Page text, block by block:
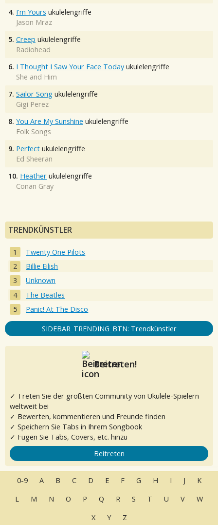
4. I'm Yours ukulelengriffe
Jason Mraz
5. Creep ukulelengriffe
Radiohead
6. I Thought I Saw Your Face Today ukulelengriffe
She and Him
7. Sailor Song ukulelengriffe
Gigi Perez
8. You Are My Sunshine ukulelengriffe
Folk Songs
9. Perfect ukulelengriffe
Ed Sheeran
10. Heather ukulelengriffe
Conan Gray
TRENDKÜNSTLER
Twenty One Pilots
Billie Eilish
Unknown
The Beatles
Panic! At The Disco
SIDEBAR_TRENDING_BTN: Trendkünstler
Beitreten!
✓ Treten Sie der größten Community von Ukulele-Spielern
weltweit bei
✓ Bewerten, kommentieren und Freunde finden
✓ Speichern Sie Tabs in Ihrem Songbook
✓ Fügen Sie Tabs, Covers, etc. hinzu
Beitreten
0-9 A B C D E F G H I J
K
L
M N O P Q R S T U V
W
X
Y Z